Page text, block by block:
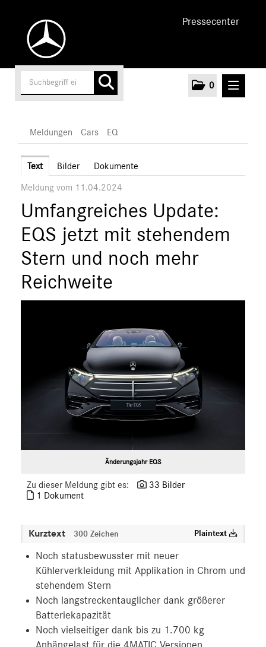
Pressecenter
0
Unternehmen
Cars
AMG
Maybach
Mercedes-Benz
smart
ANSPRECHPARTNER
Meldungen Cars EQ
Text Bilder Dokumente
Meldung vom 11.04.2024
Umfangreiches Update:
EQS jetzt mit stehendem
Stern und noch mehr
Reichweite
Änderungsjahr EQS
Zu dieser Meldung gibt es:
33 Bilder
1 Dokument
Kurztext 300 Zeichen Plaintext
Noch statusbewusster mit neuer
Kühlerverkleidung mit Applikation in Chrom und
stehendem Stern
Noch langstreckentauglicher dank größerer
Batteriekapazität
Noch vielseitiger dank bis zu 1.700 kg